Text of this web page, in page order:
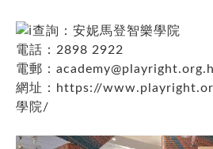
查詢：安妮馬登智樂學院
電話：2898 2922
電郵：
網址： https://
學院/